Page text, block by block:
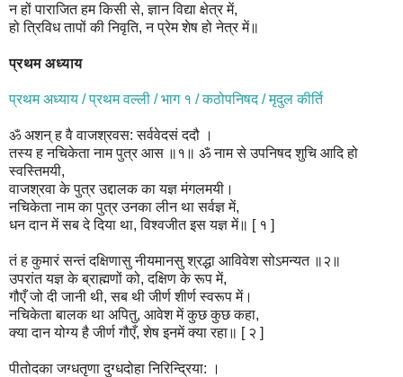
न हों पाराजित हम किसी से, ज्ञान विद्या क्षेत्र में,
हो त्रिविध तापों की निवृति, न प्रेम शेष हो नेत्र में॥
प्रथम अध्याय
प्रथम अध्याय / प्रथम वल्ली / भाग १ / कठोपनिषद / मृदुल कीर्ति
ॐ अशन् ह वै वाजश्रवस: सर्ववेदसं ददौ ।
तस्य ह नचिकेता नाम पुत्र आस ॥१॥ ॐ नाम से उपनिषद शुचि आदि हो
स्वस्तिमयी,
वाजश्रवा के पुत्र उद्दालक का यज्ञ मंगलमयी।
नचिकेता नाम का पुत्र उनका लीन था सर्वज्ञ में,
धन दान में सब दे दिया था, विश्वजीत इस यज्ञ में॥ [ १ ]
तं ह कुमारं सन्तं दक्षिणासु नीयमानसु श्रद्धा आविवेश सोऽमन्यत ॥२॥
उपरांत यज्ञ के ब्राह्मणों को, दक्षिण के रूप में,
गौएँ जो दी जानी थी, सब थी जीर्ण शीर्ण स्वरूप में।
नचिकेता बालक था अपितु, आवेश में कुछ कुछ कहा,
क्या दान योग्य है जीर्ण गौएँ, शेष इनमें क्या रहा॥ [ २ ]
पीतोदका जग्धतृणा दुग्धदोहा निरिन्द्रिया: ।